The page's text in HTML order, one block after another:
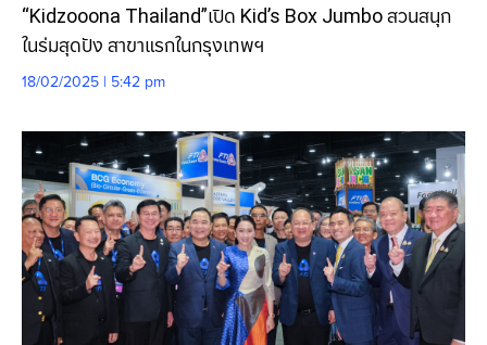
“Kidzooona Thailand”เปิด Kid’s Box Jumbo สวนสนุก
ในร่มสุดปัง สาขาแรกในกรุงเทพฯ
18/02/2025 | 5:42 pm